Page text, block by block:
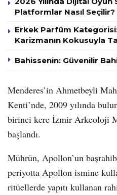
Platformlar Nasıl Seçilir?
Erkek Parfüm
Karizmanın Kokusuyla
Bahissenin: Güvenilir
Menderes’in Ahmetbeyli
Kenti’nde, 2009 yılında
birinci kere İzmir Arkeoloji
başlandı.
Mührün, Apollon’un
periyotta Apollon ismine
ritüellerde yapıtı kullanan